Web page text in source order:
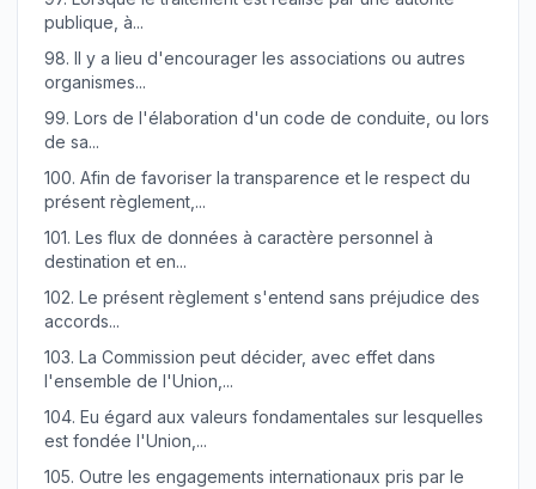
publique, à...
98. Il y a lieu d'encourager les associations ou autres
organismes...
99. Lors de l'élaboration d'un code de conduite, ou lors
de sa...
100. Afin de favoriser la transparence et le respect du
présent règlement,...
101. Les flux de données à caractère personnel à
destination et en...
102. Le présent règlement s'entend sans préjudice des
accords...
103. La Commission peut décider, avec effet dans
l'ensemble de l'Union,...
104. Eu égard aux valeurs fondamentales sur lesquelles
est fondée l'Union,...
105. Outre les engagements internationaux pris par le